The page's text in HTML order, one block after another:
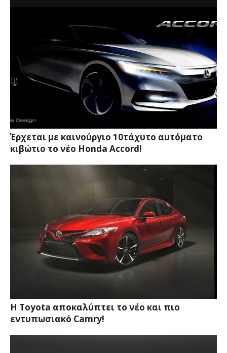
Έρχεται με καινούργιο 10τάχυτο αυτόματο
κιβώτιο το νέο Honda Accord!
Η Toyota αποκαλύπτει το νέο και πιο
εντυπωσιακό Camry!